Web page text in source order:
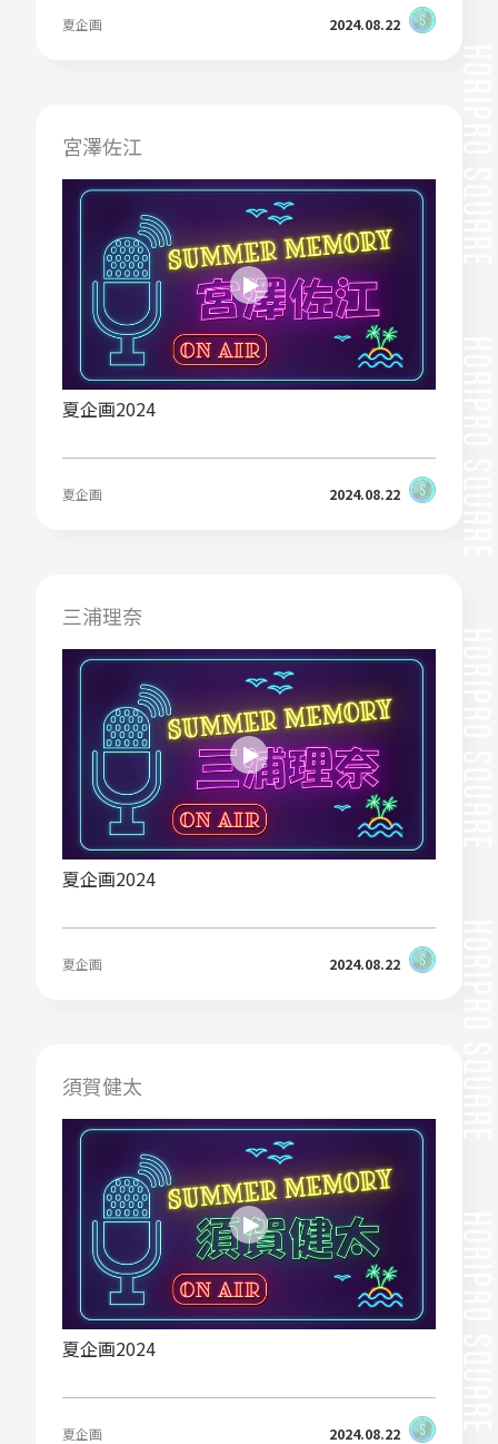
夏企画 2024.08.22
宮澤佐江
夏企画2024
夏企画 2024.08.22
三浦理奈
夏企画2024
夏企画 2024.08.22
須賀健太
夏企画2024
夏企画 2024.08.22